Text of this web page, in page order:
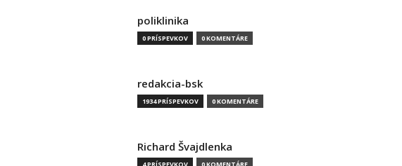
poliklinika
0 PRÍSPEVKOV 0 KOMENTÁRE
redakcia-bsk
1934 PRÍSPEVKOV 0 KOMENTÁRE
Richard Švajdlenka